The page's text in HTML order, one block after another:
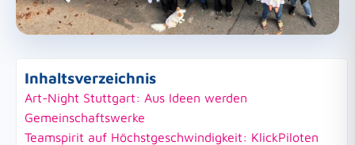
Inhaltsverzeichnis
Art-Night Stuttgart: Aus Ideen werden
Gemeinschaftswerke
Teamspirit auf Höchstgeschwindigkeit: KlickPiloten